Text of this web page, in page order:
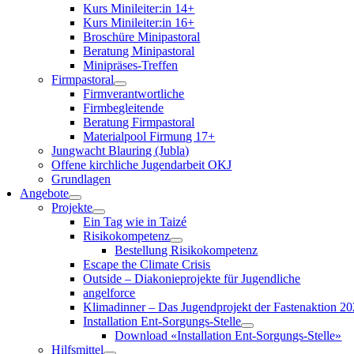
Kurs Minileiter:in 14+
Kurs Minileiter:in 16+
Broschüre Minipastoral
Beratung Minipastoral
Minipräses-Treffen
Firmpastoral
Firmverantwortliche
Firmbegleitende
Beratung Firmpastoral
Materialpool Firmung 17+
Jungwacht Blauring (Jubla)
Offene kirchliche Jugendarbeit OKJ
Grundlagen
Angebote
Projekte
Ein Tag wie in Taizé
Risikokompetenz
Bestellung Risikokompetenz
Escape the Climate Crisis
Outside – Diakonieprojekte für Jugendliche
angelforce
Klimadinner – Das Jugendprojekt der Fastenaktion
Installation Ent-Sorgungs-Stelle
Download «Installation Ent-Sorgungs-Stelle»
Hilfsmittel